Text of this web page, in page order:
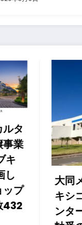
開中
株式会社、メ
点でデータセ
機用エンジン